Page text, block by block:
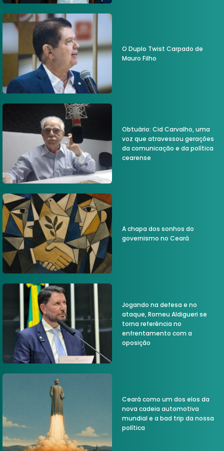
O Duplo Twist Carpado de
Mauro Filho
Obtuário: Cid Carvalho, uma
voz que atravessou gerações
da comunicação e da política
cearense
A chapa dos sonhos do
governismo no Ceará
Jogando na defesa e no
ataque, Romeu Aldigueri se
torna referência no
enfrentamento com a
oposição
Ceará como um dos elos da
nova cadeia automotiva
mundial e a bad trip da nossa
política